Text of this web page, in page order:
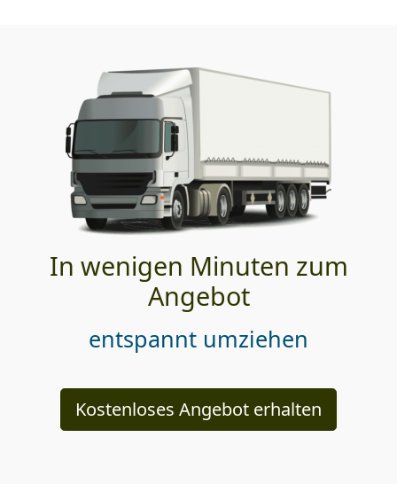
In wenigen Minuten zum
Angebot
entspannt umziehen
Kostenloses Angebot erhalten